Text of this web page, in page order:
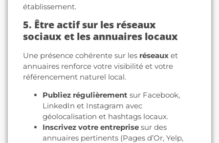
établissement.
5. Être actif sur les réseaux
sociaux et les annuaires locaux
Une présence cohérente sur les réseaux et
annuaires renforce votre visibilité et votre
référencement naturel local.
Publiez régulièrement sur Facebook,
LinkedIn et Instagram avec
géolocalisation et hashtags locaux.
Inscrivez votre entreprise sur des
annuaires pertinents (Pages d’Or, Yelp,